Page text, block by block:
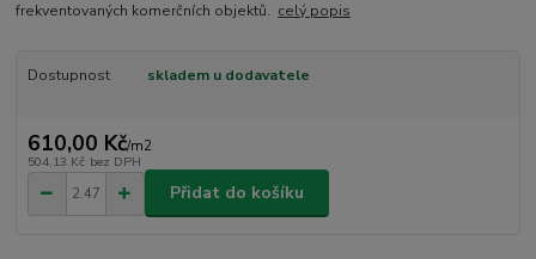
frekventovaných komerčních objektů. celý popis
Dostupnost skladem u dodavatele
610,00 Kč/m2
504,13 Kč bez DPH
Přidat do košíku